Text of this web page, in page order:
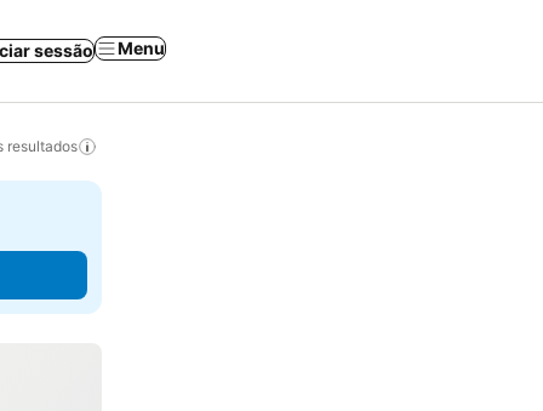
sessão Menu
resultados